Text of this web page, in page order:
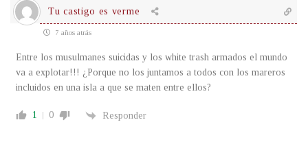
Tu castigo es verme
7 años atrás
Entre los musulmanes suicidas y los white trash armados el mundo
va a explotar!!! ¿Porque no los juntamos a todos con los mareros
incluidos en una isla a que se maten entre ellos?
1 0 Responder